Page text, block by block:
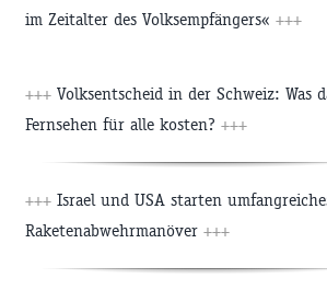
im Zeitalter des Volksempfängers« +++
+++ Volksentscheid in der Schweiz: Was
Fernsehen für alle kosten? +++
+++ Israel und USA starten
Raketenabwehrmanöver +++